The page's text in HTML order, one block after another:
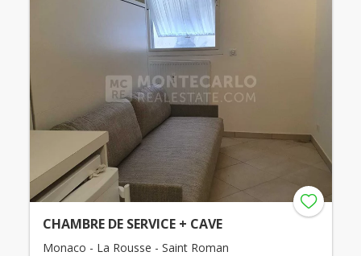
CHAMBRE DE SERVICE + CAVE
Monaco - La Rousse - Saint Roman